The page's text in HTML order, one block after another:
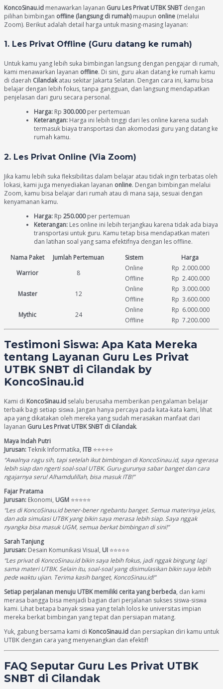
KoncoSinau.id menawarkan layanan Guru Les Privat UTBK SNBT dengan
pilihan bimbingan offline (langsung di rumah)maupun online (melalui
Zoom). Berikut adalah detail harga untuk masing-masing layanan:
1. Les Privat Offline (Guru datang ke rumah)
Untuk kamu yang lebih suka bimbingan langsung dengan pengajar di rumah,
kami menawarkan layanan offline. Di sini, guru akan datang ke rumah kamu
di daerah Cilandakatau sekitar Jakarta Selatan. Dengan cara ini, kamu bisa
belajar dengan lebih fokus, tanpa gangguan, dan langsung mendapatkan
penjelasan dari guru secara personal.
Harga: Rp 300.000per pertemuan
Keterangan: Harga ini lebih tinggi dari les online karena sudah
termasuk biaya transportasi dan akomodasi guru yang datang ke
rumah kamu.
2. Les Privat Online (Via Zoom)
Jika kamu lebih suka fleksibilitas dalam belajar atau tidak ingin terbatas oleh
lokasi, kami juga menyediakan layanan online. Dengan bimbingan melalui
Zoom, kamu bisa belajar dari rumah atau di mana saja, sesuai dengan
kenyamanan kamu.
Harga: Rp 250.000per pertemuan
Keterangan: Les online ini lebih terjangkau karena tidak ada biaya
transportasi untuk guru. Kamu tetap bisa mendapatkan materi
dan latihan soal yang sama efektifnya dengan les offline.
Nama Paket
Jumlah Pertemuan Sistem
Harga
Warrior
8
Online
Rp 2.000.000
Offline
Rp 2.400.000
Master
12
Online
Rp 3.000.000
Offline
Rp 3.600.000
Mythic
24
Online
Rp 6.000.000
Offline
Rp 7.200.000
Testimoni Siswa: Apa Kata Mereka
tentang Layanan Guru Les Privat
UTBK SNBT di Cilandak by
KoncoSinau.id
Kami di KoncoSinau.id selalu berusaha memberikan pengalaman belajar
terbaik bagi setiap siswa. Jangan hanya percaya pada kata-kata kami, lihat
apa yang dikatakan oleh mereka yang sudah merasakan manfaat dari
layanan Guru Les Privat UTBK SNBT di Cilandak.
Maya Indah Putri
Jurusan:Teknik Informatika, ITB ⭐️⭐️⭐️⭐️⭐️
“Awalnya ragu sih, tapi setelah ikut bimbingan di KoncoSinau.id, saya ngerasa
lebih siap dan ngerti soal-soal UTBK. Guru-gurunya sabar banget dan cara
ngajarnya seru! Alhamdulillah, bisa masuk ITB!”
Fajar Pratama
Jurusan: Ekonomi, UGM ⭐️⭐️⭐️⭐️⭐️
“Les di KoncoSinau.id bener-bener ngebantu banget. Semua materinya jelas,
dan ada simulasi UTBK yang bikin saya merasa lebih siap. Saya nggak
nyangka bisa masuk UGM, semua berkat bimbingan di sini!”
Sarah Tanjung
Jurusan: Desain Komunikasi Visual, UI ⭐️⭐️⭐️⭐️⭐️
“Les privat di KoncoSinau.id bikin saya lebih fokus, jadi nggak bingung lagi
sama materi UTBK. Selain itu, soal-soal yang disimulasikan bikin saya lebih
pede waktu ujian. Terima kasih banget, KoncoSinau.id!”
Setiap perjalanan menuju UTBK memiliki cerita yang berbeda, dan kami
merasa bangga bisa menjadi bagian dari perjalanan sukses siswa-siswa
kami. Lihat betapa banyak siswa yang telah lolos ke universitas impian
mereka berkat bimbingan yang tepat dan persiapan matang.
Yuk, gabung bersama kami di KoncoSinau.id dan persiapkan diri kamu untuk
UTBK dengan cara yang menyenangkan dan efektif!
FAQ Seputar Guru Les Privat UTBK
SNBT di Cilandak